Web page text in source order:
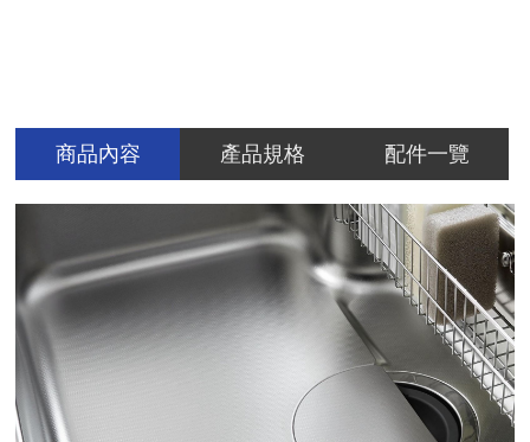
商品內容 產品規格 配件一覽